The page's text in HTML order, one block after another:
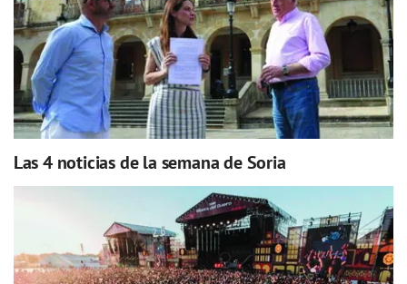
Las 4 noticias de la semana de Soria